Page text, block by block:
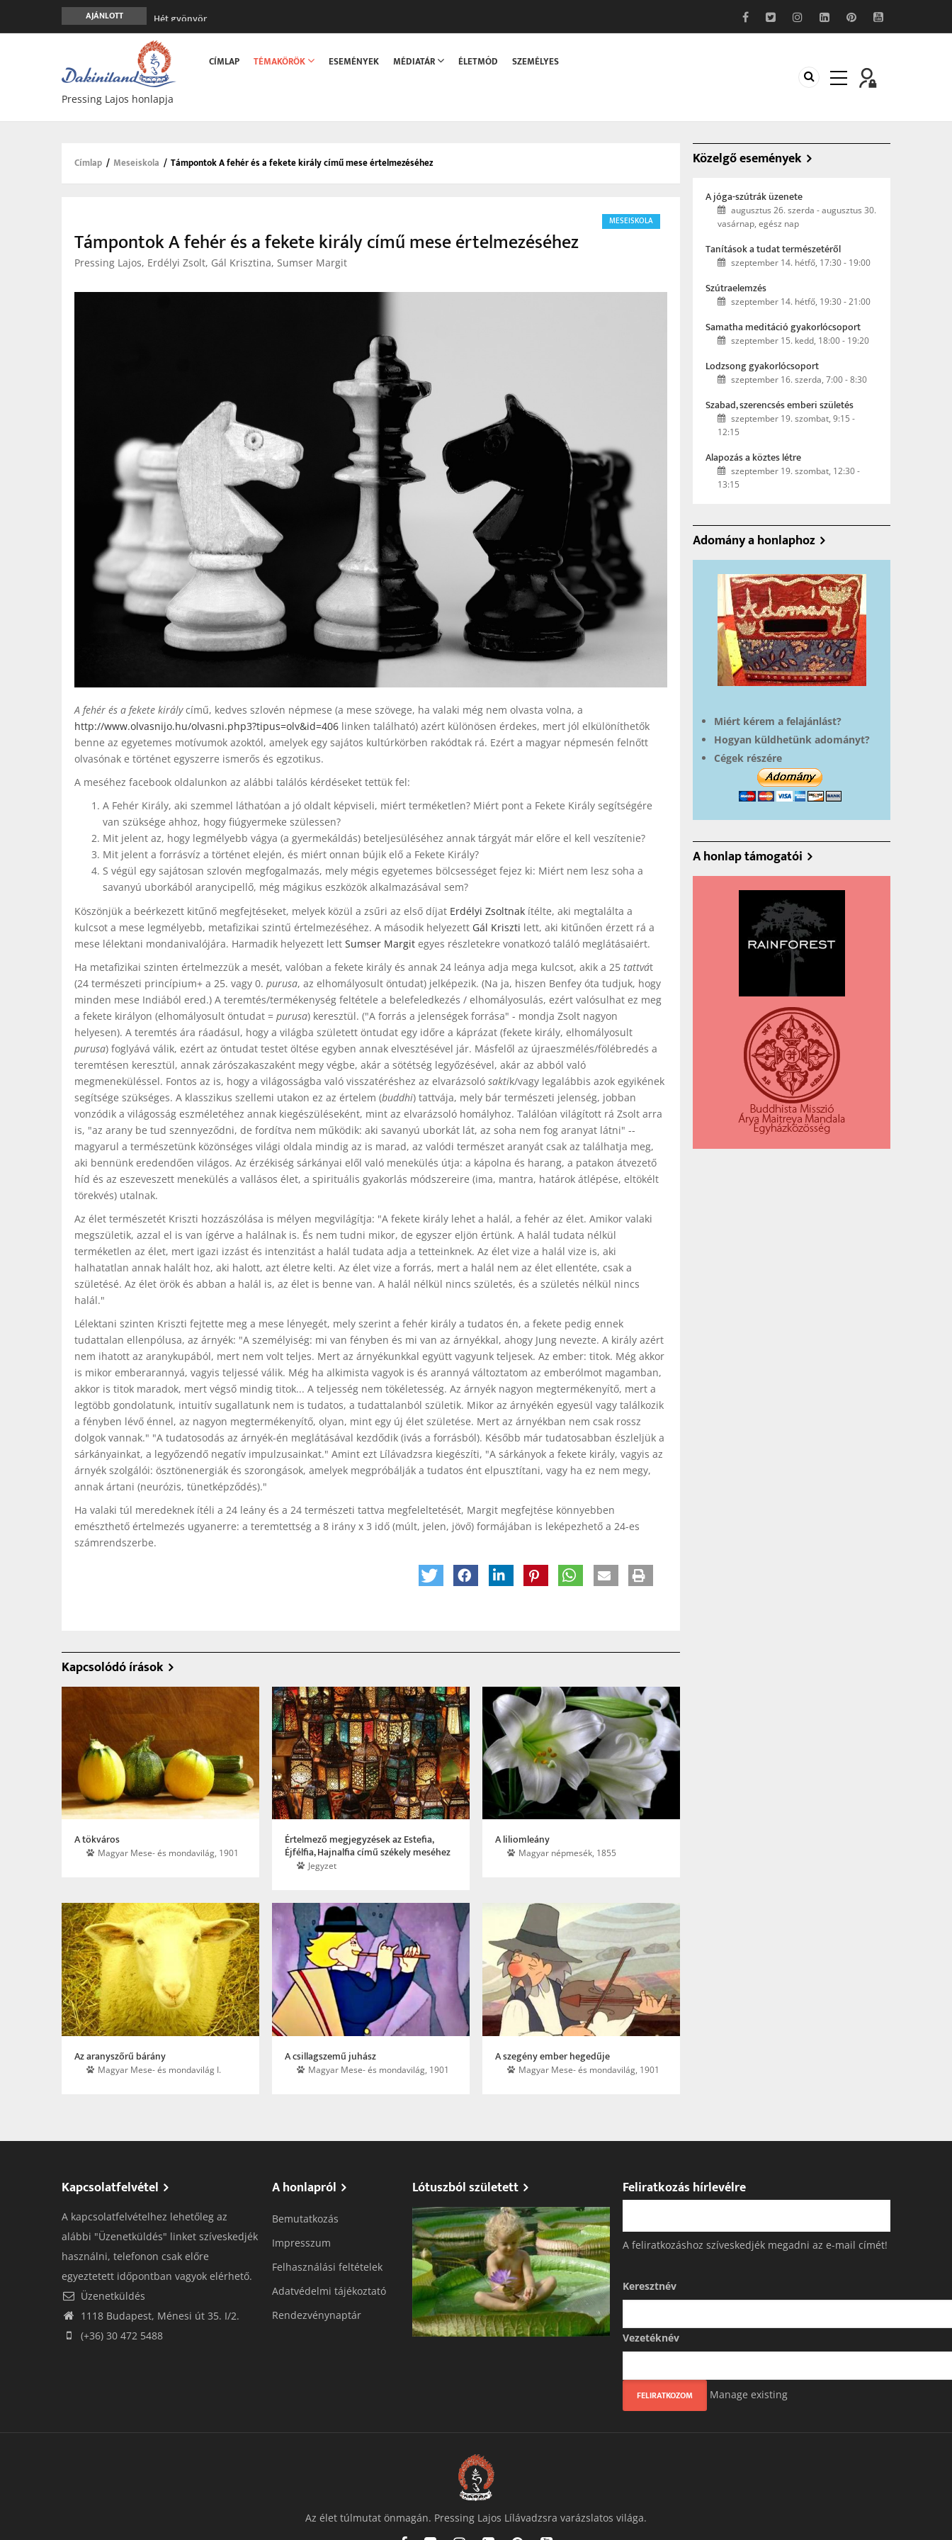
AJÁNLOTT
Hét gyönyör
A gondolatok átalakításának nyolc versszaka
Meghalni teljesen biztonságos
Minden más, mint aminek látszik
Vég nélküli leborulás
Pressing Lajos honlapja
navigation
CÍMLAP TÉMAKÖRÖK ESEMÉNYEK MÉDIATÁR ÉLETMÓD SZEMÉLYES
Morzsa
Címlap / Meseiskola / Támpontok A fehér és a fekete király című mese értelmezéséhez
MESEISKOLA
Támpontok A fehér és a fekete király című mese értelmezéséhez
Pressing Lajos, Erdélyi Zsolt, Gál Krisztina, Sumser Margit
A fehér és a fekete királycímű, kedves szlovén népmese (a mese szövege, ha valaki még nem olvasta volna, a
http://www.olvasnijo.hu/olvasni.php3?tipus=olv&id=406 linken található) azért különösen érdekes, mert jól elkülöníthetők
benne az egyetemes motívumok azoktól, amelyek egy sajátos kultúrkörben rakódtak rá. Ezért a magyar népmesén felnőtt
olvasónak e történet egyszerre ismerős és egzotikus.
A meséhez facebook oldalunkon az alábbi találós kérdéseket tettük fel:
A Fehér Király, aki szemmel láthatóan a jó oldalt képviseli, miért terméketlen? Miért pont a Fekete Király segítségére
van szüksége ahhoz, hogy fiúgyermeke szülessen?
Mit jelent az, hogy legmélyebb vágya (a gyermekáldás) beteljesüléséhez annak tárgyát már előre el kell veszítenie?
Mit jelent a forrásvíz a történet elején, és miért onnan bújik elő a Fekete Király?
S végül egy sajátosan szlovén megfogalmazás, mely mégis egyetemes bölcsességet fejez ki: Miért nem lesz soha a
savanyú uborkából aranycipellő, még mágikus eszközök alkalmazásával sem?
Köszönjük a beérkezett kitűnő megfejtéseket, melyek közül a zsűri az első díjat Erdélyi Zsoltnak ítélte, aki megtalálta a
kulcsot a mese legmélyebb, metafizikai szintű értelmezéséhez. A második helyezett Gál Kriszti lett, aki kitűnően érzett rá a
mese lélektani mondanivalójára. Harmadik helyezett lett Sumser Margit egyes részletekre vonatkozó találó meglátásaiért.
Ha metafizikai szinten értelmezzük a mesét, valóban a fekete király és annak 24 leánya adja mega kulcsot, akik a 25 tattvát
(24 természeti princípium+ a 25. vagy 0. purusa, az elhomályosult öntudat) jelképezik. (Na ja, hiszen Benfey óta tudjuk, hogy
minden mese Indiából ered.) A teremtés/termékenység feltétele a belefeledkezés / elhomályosulás, ezért valósulhat ez meg
a fekete királyon (elhomályosult öntudat = purusa) keresztül. ("A forrás a jelenségek forrása" - mondja Zsolt nagyon
helyesen). A teremtés ára ráadásul, hogy a világba született öntudat egy időre a káprázat (fekete király, elhomályosult
purusa) foglyává válik, ezért az öntudat testet öltése egyben annak elvesztésével jár. Másfelől az újraeszmélés/fölébredés a
teremtésen keresztül, annak zárószakaszaként megy végbe, akár a sötétség legyőzésével, akár az abból való
megmeneküléssel. Fontos az is, hogy a világosságba való visszatéréshez az elvarázsoló saktik/vagy legalábbis azok egyikének
segítsége szükséges. A klasszikus szellemi utakon ez az értelem (buddhi) tattvája, mely bár természeti jelenség, jobban
vonzódik a világosság eszméletéhez annak kiegészüléseként, mint az elvarázsoló homályhoz. Találóan világított rá Zsolt arra
is, "az arany be tud szennyeződni, de fordítva nem működik: aki savanyú uborkát lát, az soha nem fog aranyat látni" --
magyarul a természetünk közönséges világi oldala mindig az is marad, az valódi természet aranyát csak az találhatja meg,
aki bennünk eredendően világos. Az érzékiség sárkányai elől való menekülés útja: a kápolna és harang, a patakon átvezető
híd és az eszeveszett menekülés a vallásos élet, a spirituális gyakorlás módszereire (ima, mantra, határok átlépése, eltökélt
törekvés) utalnak.
Az élet természetét Kriszti hozzászólása is mélyen megvilágítja: "A fekete király lehet a halál, a fehér az élet. Amikor valaki
megszületik, azzal el is van ígérve a halálnak is. És nem tudni mikor, de egyszer eljön értünk. A halál tudata nélkül
terméketlen az élet, mert igazi izzást és intenzitást a halál tudata adja a tetteinknek. Az élet vize a halál vize is, aki
halhatatlan annak halált hoz, aki halott, azt életre kelti. Az élet vize a forrás, mert a halál nem az élet ellentéte, csak a
születésé. Az élet örök és abban a halál is, az élet is benne van. A halál nélkül nincs születés, és a születés nélkül nincs
halál."
Lélektani szinten Kriszti fejtette meg a mese lényegét, mely szerint a fehér király a tudatos én, a fekete pedig ennek
tudattalan ellenpólusa, az árnyék: "A személyiség: mi van fényben és mi van az árnyékkal, ahogy Jung nevezte. A király azért
nem ihatott az aranykupából, mert nem volt teljes. Mert az árnyékunkkal együtt vagyunk teljesek. Az ember: titok. Még akkor
is mikor emberarannyá, vagyis teljessé válik. Még ha alkimista vagyok is és arannyá változtatom az emberólmot magamban,
akkor is titok maradok, mert végső mindig titok... A teljesség nem tökéletesség. Az árnyék nagyon megtermékenyítő, mert a
legtöbb gondolatunk, intuitív sugallatunk nem is tudatos, a tudattalanból születik. Mikor az árnyékén egyesül vagy találkozik
a fényben lévő énnel, az nagyon megtermékenyítő, olyan, mint egy új élet születése. Mert az árnyékban nem csak rossz
dolgok vannak." "A tudatosodás az árnyék-én meglátásával kezdődik (ivás a forrásból). Később már tudatosabban észleljük a
sárkányainkat, a legyőzendő negatív impulzusainkat." Amint ezt Lílávadzsra kiegészíti, "A sárkányok a fekete király, vagyis az
árnyék szolgálói: ösztönenergiák és szorongások, amelyek megpróbálják a tudatos ént elpusztítani, vagy ha ez nem megy,
annak ártani (neurózis, tünetképződés)."
Ha valaki túl meredeknek ítéli a 24 leány és a 24 természeti tattva megfeleltetését, Margit megfejtése könnyebben
emészthető értelmezés ugyanerre: a teremtettség a 8 irány x 3 idő (múlt, jelen, jövő) formájában is leképezhető a 24-es
számrendszerbe.
Kapcsolódó írások
A tökváros
Magyar Mese- és mondavilág, 1901
Értelmező megjegyzések az Estefia,
Éjfélfia, Hajnalfia című székely meséhez
Jegyzet
A liliomleány
Magyar népmesék, 1855
Az aranyszőrű bárány
Magyar Mese- és mondavilág I.
A csillagszemű juhász
Magyar Mese- és mondavilág, 1901
A szegény ember hegedűje
Magyar Mese- és mondavilág, 1901
Közelgő események
A jóga-szútrák üzenete
augusztus 26. szerda -augusztus 30.
vasárnap, egész nap
Tanítások a tudat természetéről
szeptember 14. hétfő, 17:30- 19:00
Szútraelemzés
szeptember 14. hétfő, 19:30-21:00
Samatha meditáció gyakorlócsoport
szeptember 15. kedd, 18:00- 19:20
Lodzsong gyakorlócsoport
szeptember 16. szerda, 7:00-8:30
Szabad, szerencsés emberi születés
szeptember 19. szombat, 9:15 -
12:15
Alapozás a köztes létre
szeptember 19. szombat, 12:30-
13:15
Adomány a honlaphoz
Miért kérem a felajánlást?
Hogyan küldhetünk adományt?
Cégek részére
A honlap támogatói
Kapcsolatfelvétel
A kapcsolatfelvételhez lehetőleg az
alábbi "Üzenetküldés" linket szíveskedjék
használni, telefonon csak előre
egyeztetett időpontban vagyok elérhető.
Üzenetküldés
1118 Budapest, Ménesi út 35. I/2.
(+36) 30 472 5488
A honlapról
Bemutatkozás
Impresszum
Felhasználási feltételek
Adatvédelmi tájékoztató​
Rendezvénynaptár
Lótuszból született Feliratkozás hírlevélre
A feliratkozáshoz szíveskedjék megadni az e-mail címét!
Keresztnév
Vezetéknév
Manage existing
Az élet túlmutat önmagán. Pressing Lajos Lílávadzsra varázslatos világa.